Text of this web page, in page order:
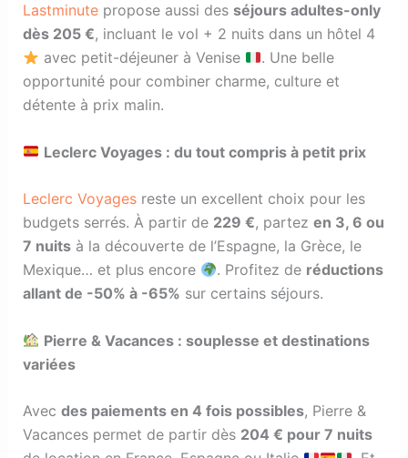
Lastminutepropose aussi des séjours adultes-only
dès 205 €, incluant le vol + 2 nuits dans un hôtel 4
avec petit-déjeuner à Venise
. Une belle
opportunité pour combiner charme, culture et
détente à prix malin.
Leclerc Voyages : du tout compris à petit prix
Leclerc Voyagesreste un excellent choix pour les
budgets serrés. À partir de 229 €, partez en 3, 6 ou
7 nuitsà la découverte de l’Espagne, la Grèce, le
Mexique… et plus encore
. Profitez de réductions
allant de -50% à -65% sur certains séjours.
Pierre & Vacances : souplesse et destinations
variées
Avec des paiements en 4 fois possibles, Pierre &
Vacances permet de partir dès 204 € pour 7 nuits